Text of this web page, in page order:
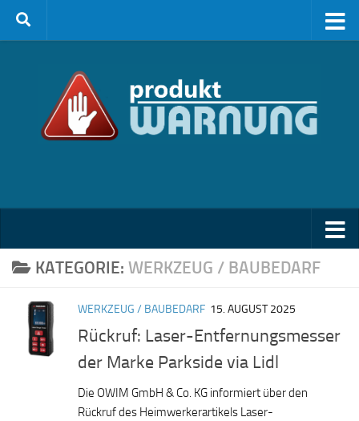
Zum Inhalt springen
KATEGORIE: WERKZEUG / BAUBEDARF
WERKZEUG / BAUBEDARF 15. AUGUST 2025
Rückruf: Laser-Entfernungsmesser
der Marke Parkside via Lidl
Die OWIM GmbH & Co. KG informiert über den
Rückruf des Heimwerkerartikels Laser-